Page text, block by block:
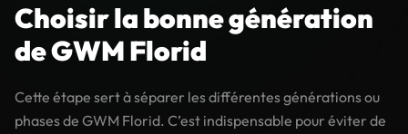
Choisir la bonne génération
de GWM Florid
Cette étape sert à séparer les différentes générations ou
phases de GWM Florid. C’est indispensable pour éviter de